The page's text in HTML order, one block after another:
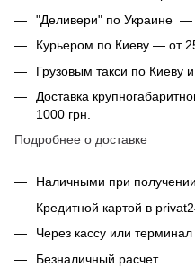
"Деливери" по Украине —
Курьером по Киеву — от
Грузовым такси по Киеву
Доставка
1000 грн.
Подробнее о доставке
Наличными при
Кредитной картой в
Через кассу или
Безналичный расчет